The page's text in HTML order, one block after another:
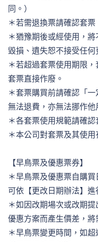
同。）
＊若需退換票請確認套
＊猶豫期後或經使用，
毀損、遺失恕不接受任何
＊若超過套票使用期限
套票直接作廢。
＊套票購買前請確認「
無法退費，亦無法挪作他
＊各套票使用規範請確認
＊本公司對套票及其使用
【早鳥票及優惠票券】
＊早鳥票及優惠票自購
可依【更改日期辦法】進
＊如因改期場次或改期
優惠方案而產生價差，將
＊早鳥票變更時間，如